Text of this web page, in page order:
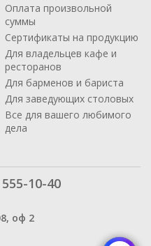
Оплата произвольной
суммы
Сертификаты на продукцию
Для владельцев кафе и
ресторанов
Для барменов и бариста
Для заведующих столовых
Все для вашего любимого
дела
10-40
оф 2